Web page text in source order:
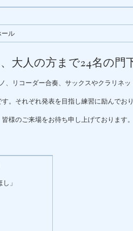
ール
人の方まで24名の門
、リコーダー合奏、サックスやクラリネ
。それぞれ発表を目指し練習に励んでおり
様のご来場をお待ち申し上げております。
」